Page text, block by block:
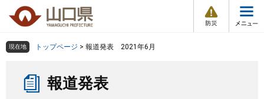
の
ー
メ
組織で探す
Other Languages
現在地 トップページ > 報道発表 2021年6月
報道発表